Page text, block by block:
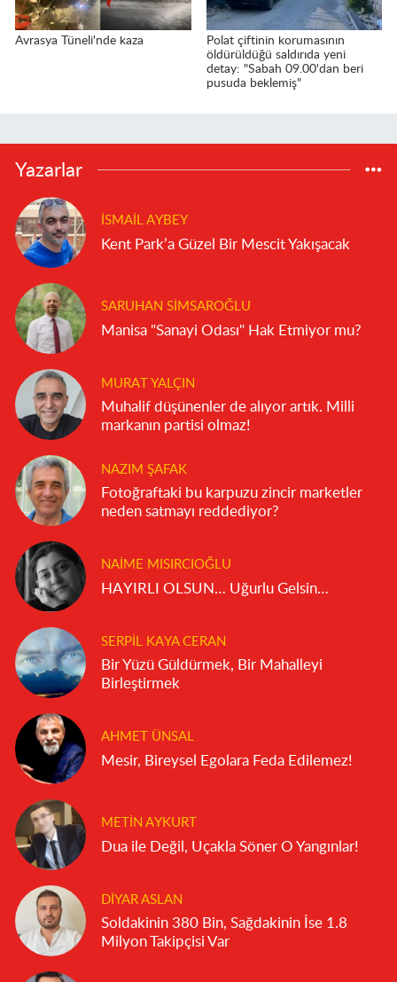
Avrasya Tüneli'nde kaza
Polat çiftinin korumasının
öldürüldüğü saldırıda yeni
detay: "Sabah 09.00'dan beri
pusuda beklemiş"
Yazarlar
İSMAIL AYBEY
Kent Park’a Güzel Bir Mescit Yakışacak
SARUHAN SIMSAROĞLU
Manisa "Sanayi Odası" Hak Etmiyor mu?
MURAT YALÇIN
Muhalif düşünenler de alıyor artık. Milli
markanın partisi olmaz!
NAZIM ŞAFAK
Fotoğraftaki bu karpuzu zincir marketler
neden satmayı reddediyor?
NAIME MISIRCIOĞLU
HAYIRLI OLSUN… Uğurlu Gelsin…
SERPIL KAYA CERAN
Bir Yüzü Güldürmek, Bir Mahalleyi
Birleştirmek
AHMET ÜNSAL
Mesir, Bireysel Egolara Feda Edilemez!
METIN AYKURT
Dua ile Değil, Uçakla Söner O Yangınlar!
DIYAR ASLAN
Soldakinin 380 Bin, Sağdakinin İse 1.8
Milyon Takipçisi Var